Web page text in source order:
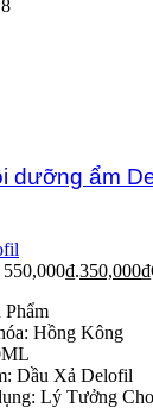
dưỡng ẩm
350,000₫
Phẩm
Hồng Kông
Dầu Xả Delofil
Lý Tưởng